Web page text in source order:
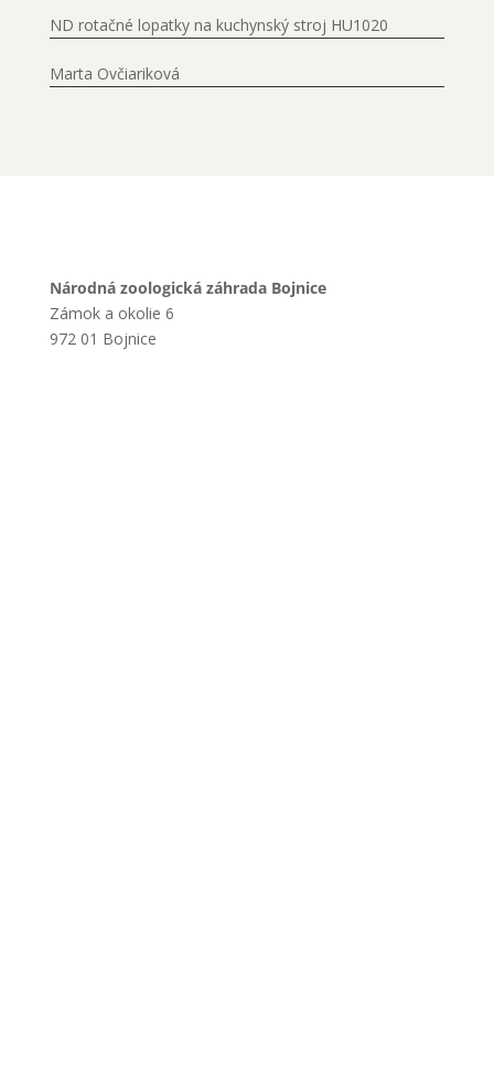
ND rotačné lopatky na kuchynský stroj HU1020
Marta Ovčiariková
Národná zoologická záhrada Bojnice
Zámok a okolie 6
972 01 Bojnice